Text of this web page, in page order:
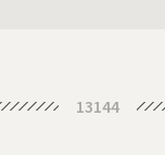
the 13144